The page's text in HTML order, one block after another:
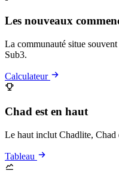
Les nouveaux
La communauté situe
Sub3.
Calculateur
Chad est en haut
Le haut inclut Chadlite, Chad
Tableau